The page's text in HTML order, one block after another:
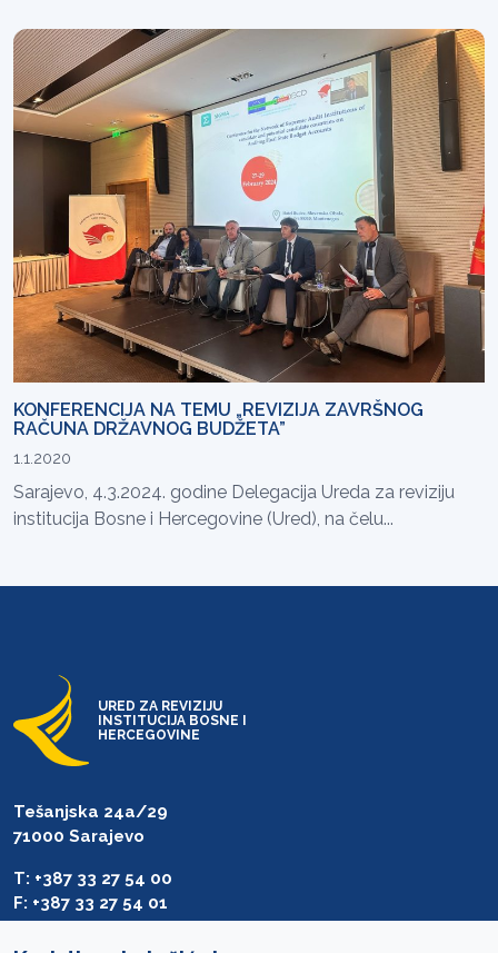
KONFERENCIJA NA TEMU „REVIZIJA ZAVRŠNOG
RAČUNA DRŽAVNOG BUDŽETA”
1.1.2020
Sarajevo, 4.3.2024. godine Delegacija Ureda za reviziju
institucija Bosne i Hercegovine (Ured), na čelu...
URED ZA REVIZIJU
INSTITUCIJA BOSNE I
HERCEGOVINE
Tešanjska 24a/29
71000 Sarajevo
T: +387 33 27 54 00
F: +387 33 27 54 01